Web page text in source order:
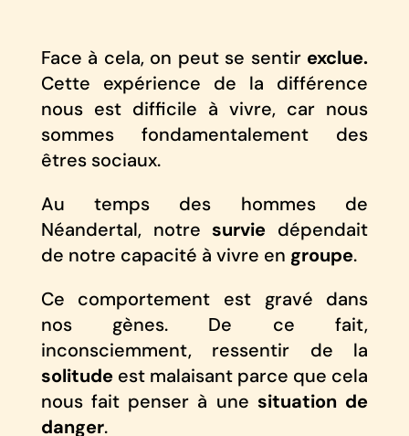
Face à cela, on peut se sentirexclue.
Cette expérience de la différence
nous est difficile à vivre, car nous
sommes fondamentalement des
êtres sociaux.
Au temps des hommes de
Néandertal, notre survie dépendait
de notre capacité à vivre en groupe.
Ce comportement est gravé dans
nos gènes. De ce fait,
inconsciemment, ressentir de la
solitudeest malaisant parce que cela
nous fait penser à une situation de
danger.